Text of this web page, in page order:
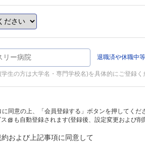
退職済や休職中
生の方は大学名・専門学校名)を具体的にご登録く
に同意の上、「会員登録する」ボタンを押してくだ
も自動登録されます(登録後、設定変更および
および上記事項に同意して